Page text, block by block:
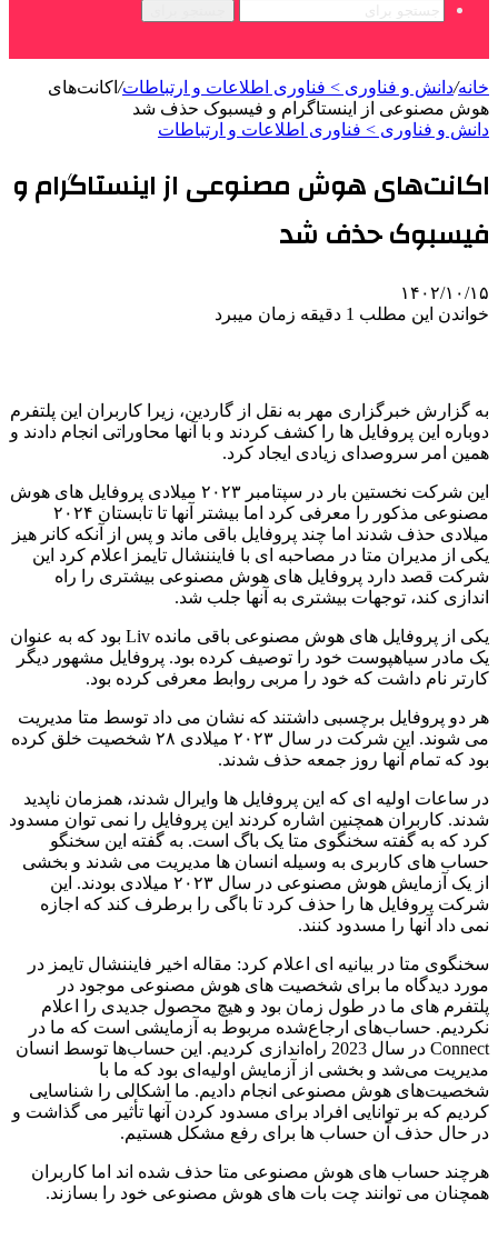
خانه/دانش و فناوری > فناوری اطلاعات و ارتباطات/ اکانت‌های
هوش مصنوعی از اینستاگرام و فیسبوک حذف شد
دانش و فناوری > فناوری اطلاعات و ارتباطات
اکانت‌های هوش مصنوعی از اینستاگرام و
فیسبوک حذف شد
۱۴۰۲/۱۰/۱۵
خواندن این مطلب 1 دقیقه زمان میبرد
به گزارش خبرگزاری مهر به نقل از گاردین، زیرا کاربران این پلتفرم
دوباره این پروفایل ها را کشف کردند و با آنها محاوراتی انجام دادند و
همین امر سروصدای زیادی ایجاد کرد.
این شرکت نخستین بار در سپتامبر ۲۰۲۳ میلادی پروفایل های هوش
مصنوعی مذکور را معرفی کرد اما بیشتر آنها تا تابستان ۲۰۲۴
میلادی حذف شدند اما چند پروفایل باقی ماند و پس از آنکه کانر هیز
یکی از مدیران متا در مصاحبه ای با فایننشال تایمز اعلام کرد این
شرکت قصد دارد پروفایل های هوش مصنوعی بیشتری را راه
اندازی کند، توجهات بیشتری به آنها جلب شد.
یکی از پروفایل های هوش مصنوعی باقی مانده Liv بود که به عنوان
یک مادر سیاهپوست خود را توصیف کرده بود. پروفایل مشهور دیگر
کارتر نام داشت که خود را مربی روابط معرفی کرده بود.
هر دو پروفایل برچسبی داشتند که نشان می داد توسط متا مدیریت
می شوند. این شرکت در سال ۲۰۲۳ میلادی ۲۸ شخصیت خلق کرده
بود که تمام آنها روز جمعه حذف شدند.
در ساعات اولیه ای که این پروفایل ها وایرال شدند، همزمان ناپدید
شدند. کاربران همچنین اشاره کردند این پروفایل را نمی توان مسدود
کرد که به گفته سخنگوی متا یک باگ است. به گفته این سخنگو
حساب های کاربری به وسیله انسان ها مدیریت می شدند و بخشی
از یک آزمایش هوش مصنوعی در سال ۲۰۲۳ میلادی بودند. این
شرکت پروفایل ها را حذف کرد تا باگی را برطرف کند که اجازه
نمی داد آنها را مسدود کنند.
سخنگوی متا در بیانیه ای اعلام کرد: مقاله اخیر فایننشال تایمز در
مورد دیدگاه ما برای شخصیت های هوش مصنوعی موجود در
پلتفرم های ما در طول زمان بود و هیچ محصول جدیدی را اعلام
نکردیم. حساب‌های ارجاع‌شده مربوط به آزمایشی است که ما در
Connect در سال 2023 راه‌اندازی کردیم. این حساب‌ها توسط انسان
مدیریت می‌شد و بخشی از آزمایش اولیه‌ای بود که ما با
شخصیت‌های هوش مصنوعی انجام دادیم. ما اشکالی را شناسایی
کردیم که بر توانایی افراد برای مسدود کردن آنها تأثیر می گذاشت و
در حال حذف آن حساب ها برای رفع مشکل هستیم.
هرچند حساب های هوش مصنوعی متا حذف شده اند اما کاربران
همچنان می توانند چت بات های هوش مصنوعی خود را بسازند.